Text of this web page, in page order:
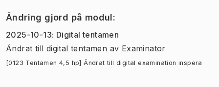
Ändring gjord på modul:
2025-10-13: Digital tentamen
Ändrat till digital tentamen av Examinator
[0123 Tentamen 4,5 hp] Ändrat till digital examination inspera